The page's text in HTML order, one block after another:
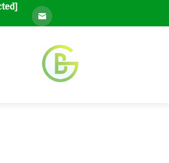
[email protected]